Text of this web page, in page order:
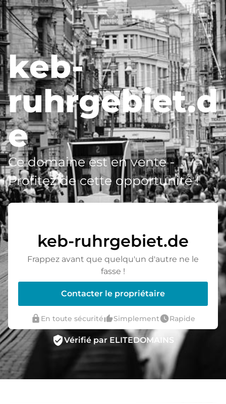
keb-
ruhrgebiet.d
e
Ce domaine est en vente -
Profitez de cette opportunité !
keb-ruhrgebiet.de
Frappez avant que quelqu'un d'autre ne le
fasse !
Contacter le propriétaire
lock En toute sécuritéthumb_up_altSimplementwatch_laterRapide
verified_userVérifié par ELITEDOMAINS